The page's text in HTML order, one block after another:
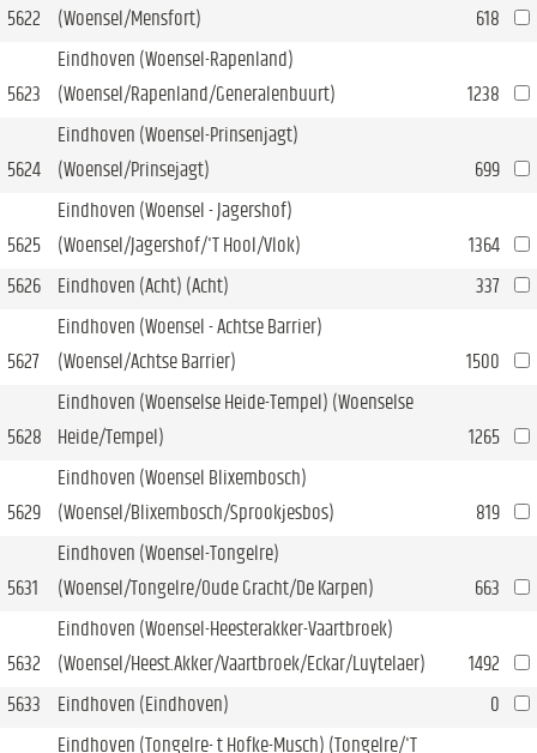
5622
(Woensel/Mensfort)
618
5623
Eindhoven (Woensel-Rapenland)
(Woensel/Rapenland/Generalenbuurt)
1238
5624
Eindhoven (Woensel-Prinsenjagt)
(Woensel/Prinsejagt)
699
5625
Eindhoven (Woensel - Jagershof)
(Woensel/Jagershof/'T Hool/Vlok)
1364
5626
Eindhoven (Acht) (Acht) 337
5627
Eindhoven (Woensel - Achtse Barrier)
(Woensel/Achtse Barrier)
1500
5628
Eindhoven (Woenselse Heide-Tempel) (Woenselse
Heide/Tempel)
1265
5629
Eindhoven (Woensel Blixembosch)
(Woensel/Blixembosch/Sprookjesbos)
819
5631
Eindhoven (Woensel-Tongelre)
(Woensel/Tongelre/Oude Gracht/De Karpen)
663
5632
Eindhoven (Woensel-Heesterakker-Vaartbroek)
(Woensel/Heest.Akker/Vaartbroek/Eckar/Luytelaer)
1492
5633
Eindhoven (Eindhoven)
0
Eindhoven (Tongelre- t Hofke-Musch) (Tongelre/'T